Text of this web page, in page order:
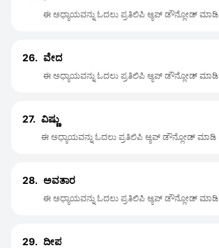
ಈ ಅಧ್ಯಾಯವನ್ನು ಓದಲು ಪ್ರತಿಲಿಪಿ ಆ್ಯಪ್ ಡೌನ್ಲೋಡ್ ಮಾಡಿ
26. ವೇದ
ಈ ಅಧ್ಯಾಯವನ್ನು ಓದಲು ಪ್ರತಿಲಿಪಿ ಆ್ಯಪ್ ಡೌನ್ಲೋಡ್ ಮಾಡಿ
27. ವಿಷ್ಣು
ಈ ಅಧ್ಯಾಯವನ್ನು ಓದಲು ಪ್ರತಿಲಿಪಿ ಆ್ಯಪ್ ಡೌನ್ಲೋಡ್ ಮಾಡಿ
28. ಅವತಾರ
ಈ ಅಧ್ಯಾಯವನ್ನು ಓದಲು ಪ್ರತಿಲಿಪಿ ಆ್ಯಪ್ ಡೌನ್ಲೋಡ್ ಮಾಡಿ
29. ದೀಪ